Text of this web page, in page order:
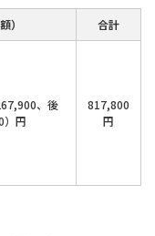
） 合計
、後
）円
817,800
円